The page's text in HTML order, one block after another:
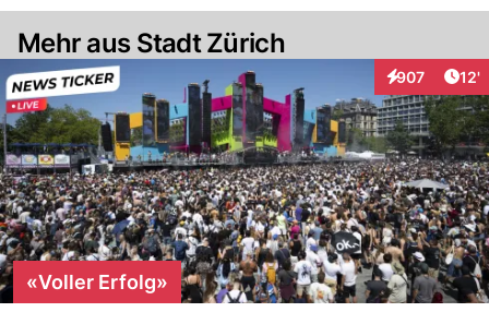
Mehr aus Stadt Zürich
907
Interaktionen
12'
«Voller Erfolg»